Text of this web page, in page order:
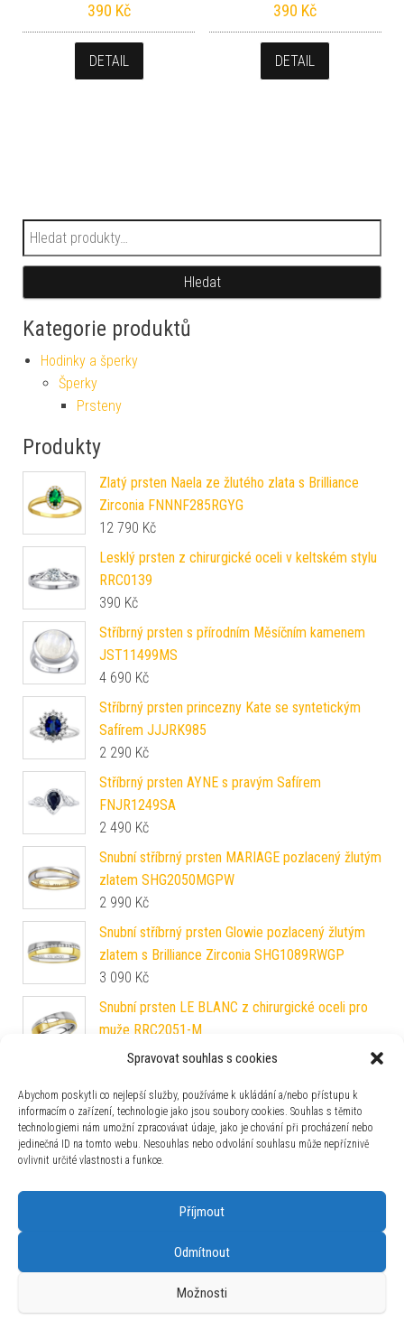
Spravovat souhlas s cookies
Abychom poskytli co nejlepší služby, používáme k ukládání a/nebo přístupu k
informacím o zařízení, technologie jako jsou soubory cookies. Souhlas s těmito
technologiemi nám umožní zpracovávat údaje, jako je chování při procházení nebo
jedinečná ID na tomto webu. Nesouhlas nebo odvolání souhlasu může nepříznivě
ovlivnit určité vlastnosti a funkce.
Příjmout
Odmítnout
Možnosti
390 Kč
DETAIL
390 Kč
DETAIL
Hledat:
Hledat
Kategorie produktů
Hodinky a šperky
Šperky
Prsteny
Produkty
Zlatý prsten Naela ze žlutého zlata s Brilliance
Zirconia FNNNF285RGYG
12 790 Kč
Lesklý prsten z chirurgické oceli v keltském stylu
RRC0139
390 Kč
Stříbrný prsten s přírodním Měsíčním kamenem
JST11499MS
4 690 Kč
Stříbrný prsten princezny Kate se syntetickým
Safírem JJJRK985
2 290 Kč
Stříbrný prsten AYNE s pravým Safírem
FNJR1249SA
2 490 Kč
Snubní stříbrný prsten MARIAGE pozlacený žlutým
zlatem SHG2050MGPW
2 990 Kč
Snubní stříbrný prsten Glowie pozlacený žlutým
zlatem s Brilliance Zirconia SHG1089RWGP
3 090 Kč
Snubní prsten LE BLANC z chirurgické oceli pro
muže RRC2051-M
Kč
zirkony pro ženy QRG4164W
1 883 Kč
Snubní prsten z chirurgické oceli pro ženy
Používáme WordPress (v češtině).